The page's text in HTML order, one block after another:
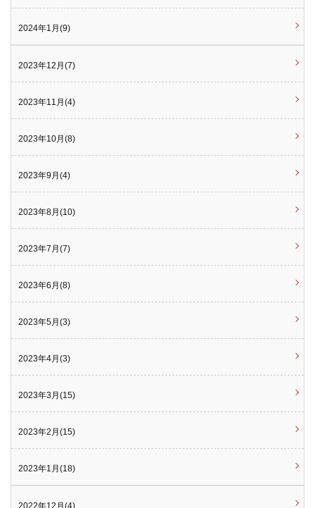
2024年1月(9)
2023年12月(7)
2023年11月(4)
2023年10月(8)
2023年9月(4)
2023年8月(10)
2023年7月(7)
2023年6月(8)
2023年5月(3)
2023年4月(3)
2023年3月(15)
2023年2月(15)
2023年1月(18)
2022年12月(4)